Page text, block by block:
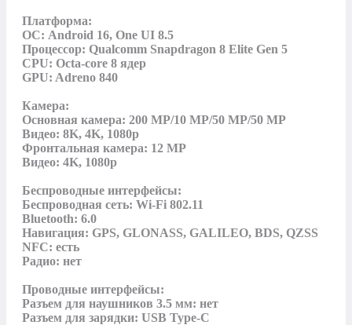
Платформа:
ОС: Android 16, One UI 8.5
Процессор: Qualcomm Snapdragon 8 Elite Gen 5
CPU: Octa-core 8 ядер
GPU: Adreno 840
Камера:
Основная камера: 200 MP/10 MP/50 MP/50 MP
Видео: 8K, 4K, 1080p
Фронтальная камера: 12 MP
Видео: 4K, 1080p
Беспроводные интерфейсы:
Беспроводная сеть: Wi-Fi 802.11
Bluetooth: 6.0
Навигация: GPS, GLONASS, GALILEO, BDS, QZSS
NFC: есть
Радио: нет
Проводные интерфейсы:
Разъем для наушников 3.5 мм: нет
Разъем для зарядки: USB Type-C